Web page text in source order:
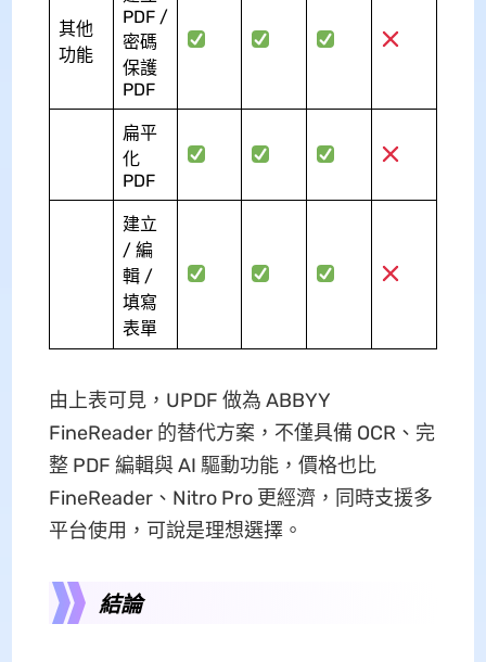
其他
功能
PDF /
密碼
保護
PDF
扁平
化
PDF
建立
/ 編
輯 /
填寫
表單
由上表可見，UPDF 做為 ABBYY
FineReader 的替代方案，不僅具備 OCR、完
整 PDF 編輯與 AI 驅動功能，價格也比
FineReader、Nitro Pro 更經濟，同時支援多
平台使用，可說是理想選擇。
結論